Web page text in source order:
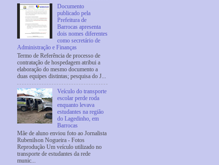
Documento
publicado pela
Prefeitura de
Barrocas apresenta
dois nomes diferentes
como secretário de
Administração e Finanças
Termo de Referência de processo de
contratação de hospedagem atribui a
elaboração do mesmo documento a
duas equipes distintas; pesquisa do J...
Veículo do transporte
escolar perde roda
enquanto levava
estudantes na região
do Lagedinho, em
Barrocas
Mãe de aluno enviou foto ao Jornalista
Rubenilson Nogueira - Fotos
Reprodução Um veículo utilizado no
transporte de estudantes da rede
munic...